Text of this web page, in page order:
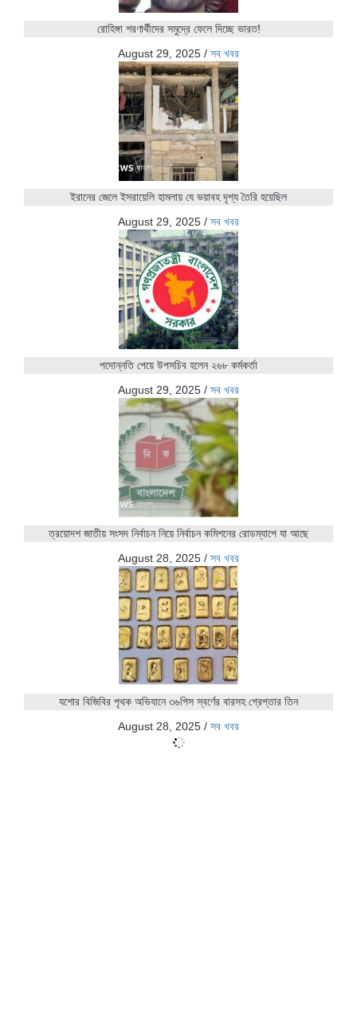
রোহিঙ্গা শরণার্থীদের সমুদ্রে ফেলে দিচ্ছে ভারত!
August 29, 2025 / সব খবর
ইরানের জেলে ইসরায়েলি হামলায় যে ভয়াবহ দৃশ্য তৈরি হয়েছিল
August 29, 2025 / সব খবর
পদোন্নতি পেয়ে উপসচিব হলেন ২৬৮ কর্মকর্তা
August 29, 2025 / সব খবর
ত্রয়োদশ জাতীয় সংসদ নির্বাচন নিয়ে নির্বাচন কমিশনের রোডম্যাপে যা আছে
August 28, 2025 / সব খবর
যশোর বিজিবির পৃথক অভিযানে ৩৬পিস স্বর্ণের বারসহ গ্রেপ্তার তিন
August 28, 2025 / সব খবর